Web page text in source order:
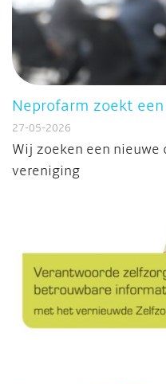
Neprofarm zoekt
27-05-2026
Wij zoeken een nieuwe
vereniging